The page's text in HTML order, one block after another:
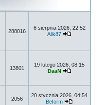
288016
6 sierpnia 2026, 22:52
Alik87
13801
19 lutego 2026, 08:15
DaaN
2056
20 stycznia 2026, 04:54
Beform